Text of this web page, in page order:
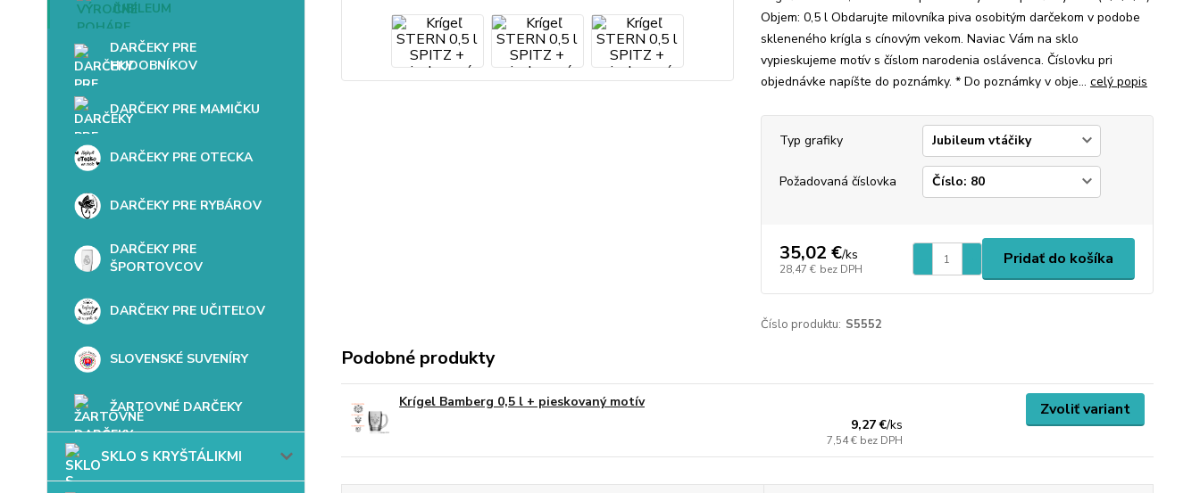
JUBILEUM
DARČEKY PRE
HUDOBNÍKOV
DARČEKY PRE MAMIČKU
DARČEKY PRE OTECKA
DARČEKY PRE RYBÁROV
DARČEKY PRE
ŠPORTOVCOV
DARČEKY PRE UČITEĽOV
SLOVENSKÉ SUVENÍRY
ŽARTOVNÉ DARČEKY
SKLO S KRYŠTÁLIKMI
Objem: 0,5 l Obdarujte milovníka piva osobitým darčekom v podobe
skleneného krígla s cínovým vekom. Naviac Vám na sklo
vypieskujeme motív s číslom narodenia oslávenca. Číslovku pri
objednávke napíšte do poznámky. * Do poznámky v obje... celý popis
Typ grafiky
Požadovaná číslovka
35,02 €/ks
28,47 € bez DPH
Pridať do košíka
Číslo produktu: S5552
Podobné produkty
Krígel Bamberg 0,5 l + pieskovaný motív
9,27 €/ks
7,54 € bez DPH
Zvoliť variant